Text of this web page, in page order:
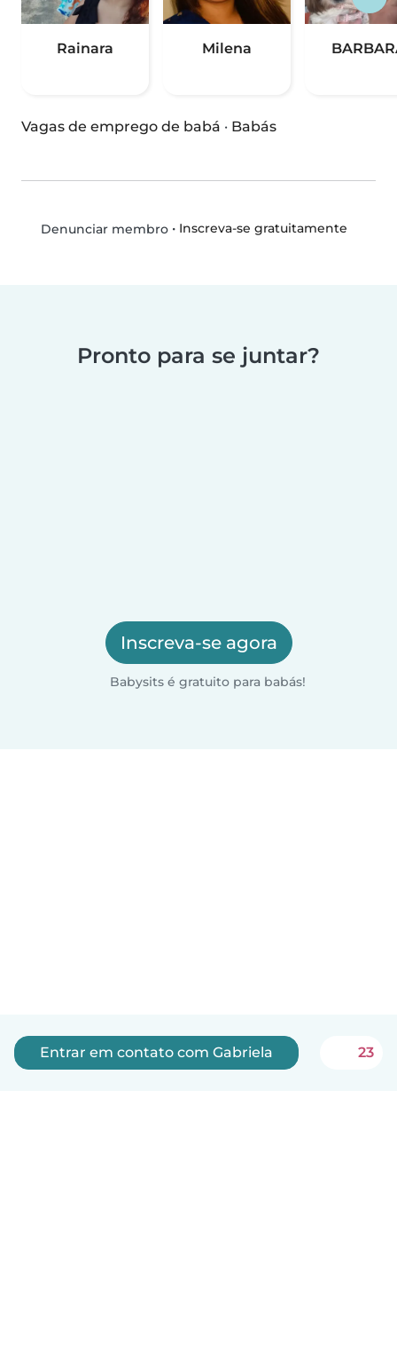
Rainara Milena
Vagas de emprego de babá · Babás
Denunciar membro• Inscreva-se gratuitamente
Pronto para se juntar?
Inscreva-se agora
Babysits é gratuito para babás!
Entrar em contato com Gabriela 23